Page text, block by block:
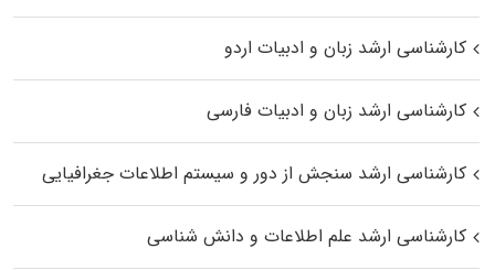
کارشناسی ارشد زبان و ادبیات اردو
کارشناسی ارشد زبان و ادبیات فارسی
کارشناسی ارشد سنجش از دور و سیستم اطلاعات جغرافیایی
کارشناسی ارشد علم اطلاعات و دانش شناسی